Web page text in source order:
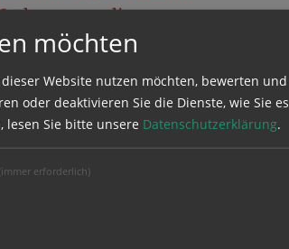
.
und
möchten
Website nutzen möchten, bewerten und
oder deaktivieren Sie die Dienste, wie Sie es
lesen Sie bitte unsere Datenschutzerklärung.
(immer erforderlich)